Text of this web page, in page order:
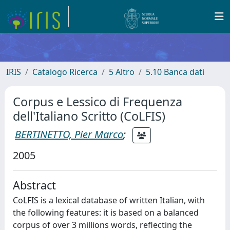
IRIS Catalogo Ricerca 5 Altro 5.10 Banca dati
Corpus e Lessico di Frequenza
dell'Italiano Scritto (CoLFIS)
BERTINETTO, Pier Marco;
2005
Abstract
CoLFIS is a lexical database of written Italian, with
the following features: it is based on a balanced
corpus of over 3 millions words, reflecting the